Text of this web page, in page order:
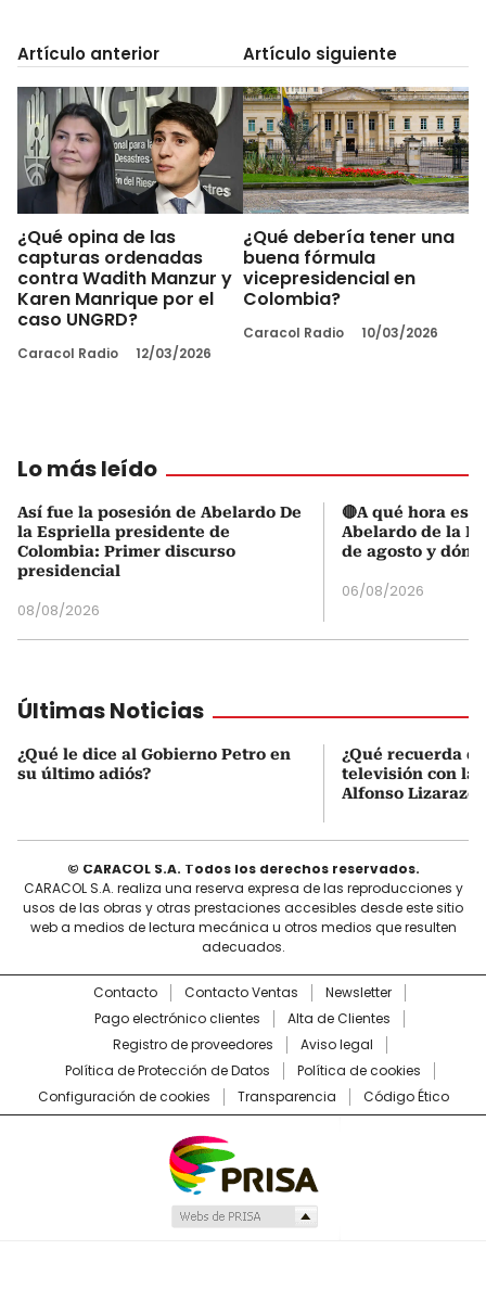
Artículo anterior
¿Qué opina de las
capturas ordenadas
contra Wadith Manzur y
Karen Manrique por el
caso UNGRD?
Caracol Radio 12/03/2026
Artículo siguiente
¿Qué debería tener una
buena fórmula
vicepresidencial en
Colombia?
Caracol Radio 10/03/2026
Lo más leído
Así fue la posesión de Abelardo De
la Espriella presidente de
Colombia: Primer discurso
presidencial
08/08/2026
🔴A qué hora es
Abelardo de la
de agosto y
06/08/2026
Últimas Noticias
¿Qué le dice al Gobierno Petro en
su último adiós?
¿Qué recuerda
televisión con la
Alfonso Lizarazo?
© CARACOL S.A. Todos los derechos reservados.
CARACOL S.A. realiza una reserva expresa de las reproducciones y
usos de las obras y otras prestaciones accesibles desde este sitio
web a medios de lectura mecánica u otros medios que resulten
adecuados.
Contacto Contacto Ventas
Newsletter
Pago electrónico clientes
Alta de Clientes
Registro de proveedores
Aviso legal
Política de Protección de Datos
Política de cookies
Configuración de cookies
Transparencia Código Ético